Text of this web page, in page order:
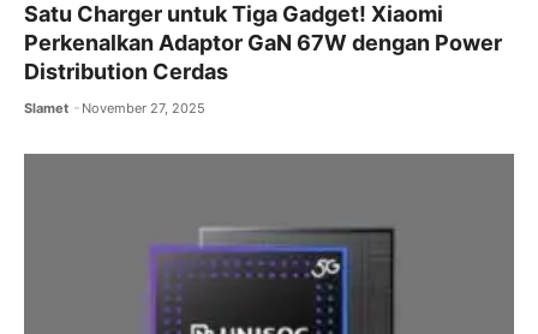
Satu Charger untuk Tiga Gadget! Xiaomi
Perkenalkan Adaptor GaN 67W dengan Power
Distribution Cerdas
Slamet November 27, 2025